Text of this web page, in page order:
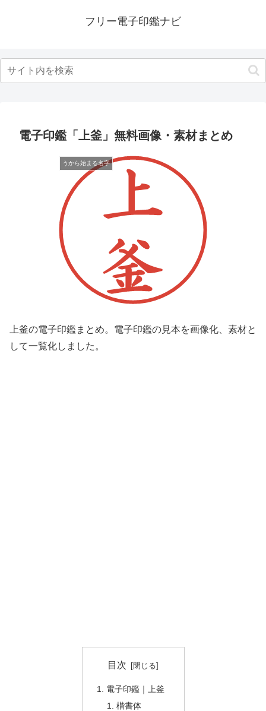
フリー電子印鑑ナビ
電子印鑑「上釜」無料画像・素材まとめ
うから始まる名字
上釜の電子印鑑まとめ。電子印鑑の見本を画像化、素材と
して一覧化しました。
目次
電子印鑑｜上釜
楷書体